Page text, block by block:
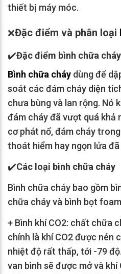
thiết bị máy móc.
❌Đặc điểm và phân loại
✔️Đặc điểm bình chữa cháy
Bình chữa cháy dùng để
soát các đám cháy diện
chưa bùng và lan rộng. Nó
đám cháy đã vượt quá khả
cơ phát nổ, đám cháy
thoát hiểm hay ngọn lửa
✔️Các loại bình chữa cháy
Bình chữa cháy bao gồm
chữa cháy và bình bọt foam
+ Bình khí CO2: chất chữa
chính là khí CO2 được nén
nhiệt độ rất thấp, tới -79
van bình sẽ được mở và khí